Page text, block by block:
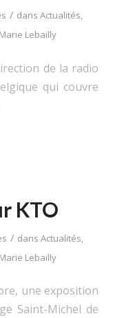
/ dansActualités,
Marie Lebailly
de la radio
qui couvre
KTO
/ dans Actualités
Marie Lebailly
une exposition
Saint-Michel de